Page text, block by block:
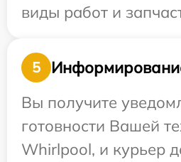
виды работ и
5
Вы получите
готовности Вашей
Whirlpool, и курьер